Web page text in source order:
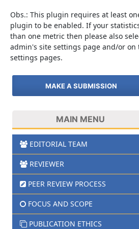
Obs.: This plugin requires at least
plugin to be enabled. If your
than one metric then please also
admin's site settings page and/or
settings pages.
MAKE A SUBMISSION
MAIN MENU
EDITORIAL TEAM
REVIEWER
PEER REVIEW PROCESS
FOCUS AND SCOPE
PUBLICATION ETHICS